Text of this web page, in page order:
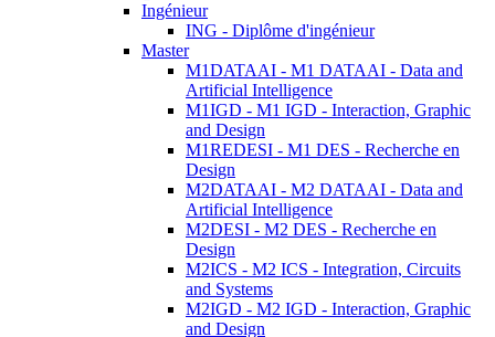
Ingénieur
ING - Diplôme d'ingénieur
Master
M1DATAAI - M1 DATAAI - Data and
Artificial Intelligence
M1IGD - M1 IGD - Interaction, Graphic
and Design
M1REDESI - M1 DES - Recherche en
Design
M2DATAAI - M2 DATAAI - Data and
Artificial Intelligence
M2DESI - M2 DES - Recherche en
Design
M2ICS - M2 ICS - Integration, Circuits
and Systems
M2IGD - M2 IGD - Interaction, Graphic
and Design